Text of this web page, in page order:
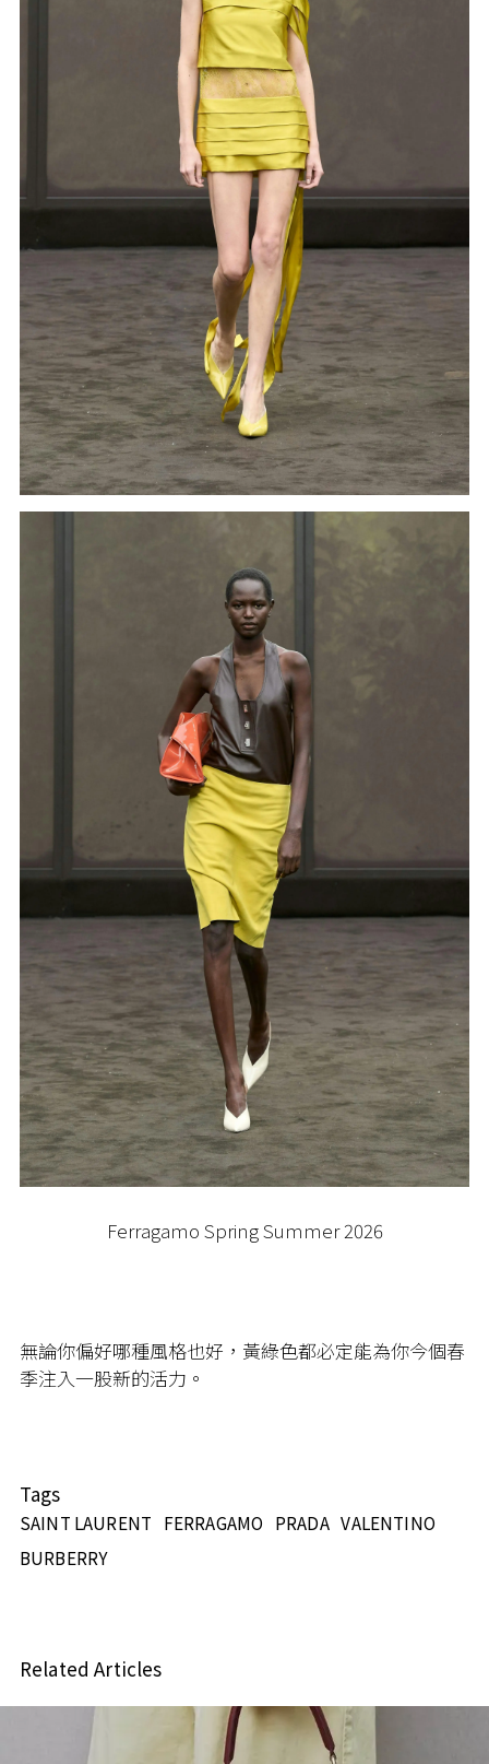
Ferragamo Spring Summer 2026
無論你偏好哪種風格也好，黃綠色都必定能為你今個春
季注入一股新的活力。
Tags
SAINT LAURENT FERRAGAMO PRADA VALENTINO
BURBERRY
Related Articles